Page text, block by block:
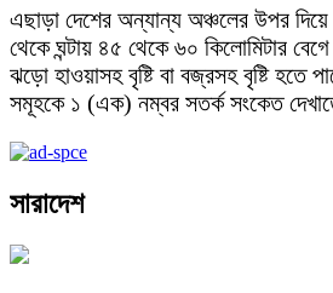
এছাড়া দেশের অন্যান্য অঞ্চলের উপর
থেকে ঘন্টায় ৪৫ থেকে ৬০ কিলোমিটার
ঝড়ো হাওয়াসহ বৃষ্টি বা বজ্রসহ বৃষ্টি হতে
সমূহকে ১ (এক) নম্বর সতর্ক সংকেত
সারাদেশ